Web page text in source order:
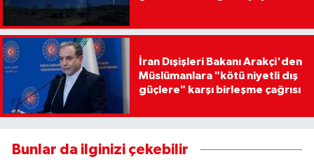
İran Dışişleri Bakanı Arakçi'den
Müslümanlara "kötü niyetli dış
güçlere" karşı birleşme çağrısı
Bunlar da ilginizi çekebilir